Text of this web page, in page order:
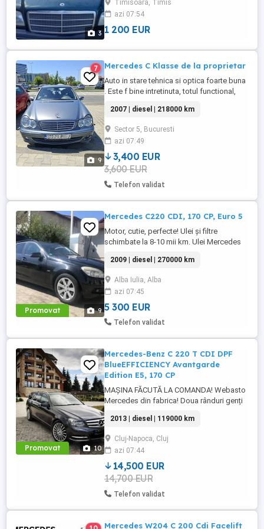
3
Timisoara, Timis
azi 07:54
1 200 EUR
9
7 Mercedes C Klasse de la proprietar
Auto in stare tehnica si optica foarte buna
. Este f bine intretinuta, totul functional,
,cutie automata,istoric service etc. Pentru
detalii ,rog sunati.
2007 | diesel | 218000 km
Sector 5, Bucuresti
azi 07:49
3,400 EUR
3,600 EUR
Telefon validat
Promovat 9
Mercedes C220 CDI, 170 CP, Euro 5
Motor, cutie, perfecte! Ulei și filtre
schimbate la 8-10 mii km. Ulei Mercedes
speciale: Sistem de navigație COMAND
APS: Sistem de navigație integrat
ultramodern cu ghidare dinamică a rutei.
Transmisie manuala 6 trepte. Climatizare
automată Thermotronic: ...
2009 | diesel | 270000 km
Alba Iulia, Alba
azi 07:45
5 300 EUR
Telefon validat
Promovat 10
Mercedes-Benz C 220 T CDI DPF
BlueEFFICIENCY Avantgarde
Edition E5, 170 CP
MAȘINA FĂCUTĂ LA COMANDA! Webasto
Mercedes din fabrica! Doua rânduri genți
xenon cu distribuție adaptivă a luminii
(Intelligent Light System), sistem de
asistență la conducere: Asistent adaptiv
pentru faza lungă, stingător, covorașe din
velur, rezervor de combustibil: ...
2013 | diesel | 119000 km
Cluj-Napoca, Cluj
azi 07:44
14,500 EUR
14,700 EUR
Telefon validat
Mercedes W204 C 200 Cdi Facelift